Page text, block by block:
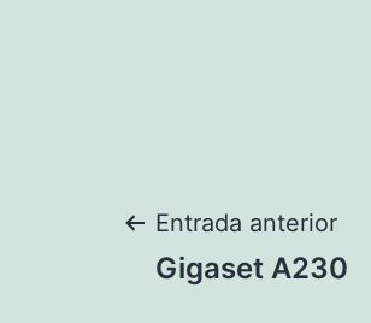
Entrada anterior
Gigaset A230